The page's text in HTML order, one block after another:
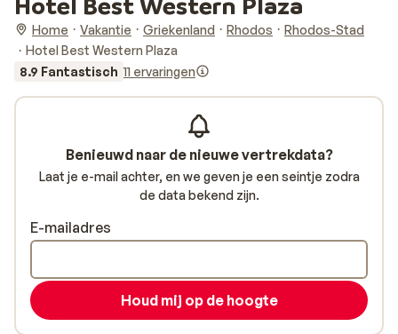
Home Vakantie Griekenland Rhodos
Rhodos-Stad
Hotel Best Western Plaza
8.9 Fantastisch 11 ervaringen
Benieuwd naar de nieuwe vertrekdata?
Laat je e-mail achter, en we geven je een seintje zodra
de data bekend zijn.
E-mailadres
Houd mij op de hoogte